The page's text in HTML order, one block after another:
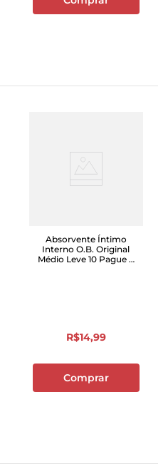
Absorvente Íntimo
Interno O.B. Original
Médio Leve 10 Pague 8
R$14,99
Comprar